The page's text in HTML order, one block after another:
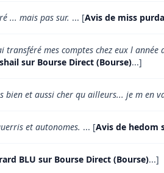
... mais pas sur. ... [Avis de miss
mes comptes chez eux l
sur Bourse Direct (Bourse)...]
bien et aussi cher qu ailleurs... je m en
et autonomes. ... [Avis de hedom
BLU sur Bourse Direct (Bourse)...]